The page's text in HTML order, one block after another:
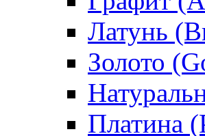
Латунь
Золото
Платина